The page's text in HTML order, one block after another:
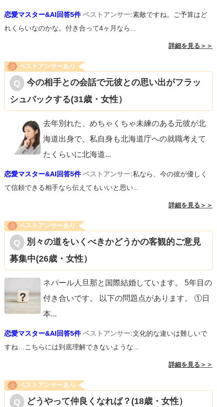
恋愛マスター&AI回答5件 ベストアンサー:素敵ですね。ご予算はど
れくらいなのかな。付き合って4ヶ月なら...
詳細を見る＞＞
ベストアンサーあり
今の相手との会話で元彼との思い出がフラッ
シュバックする(31歳・女性）
去年別れた、めちゃくちゃ未練のある元彼が北
海道出身で、私自身も北海道庁への就職考えて
たくらいに北海道...
恋愛マスター&AI回答5件 ベストアンサー:私なら、今の彼が優しく
て信頼できる相手なら伝えてもいいと思い...
詳細を見る＞＞
ベストアンサーあり
別々の道をいくべきかどうかの客観的ご意見
募集中(26歳・女性）
ネパール人旦那と国際結婚しています。 5年目の
付き合いです。 以下の問題点があります。 ①日
本...
恋愛マスター&AI回答5件 ベストアンサー:文化的な違いは難しいで
すね…こちらには到底理解できないような...
詳細を見る＞＞
ベストアンサーあり
どうやって仲良くなれば？(18歳・女性）